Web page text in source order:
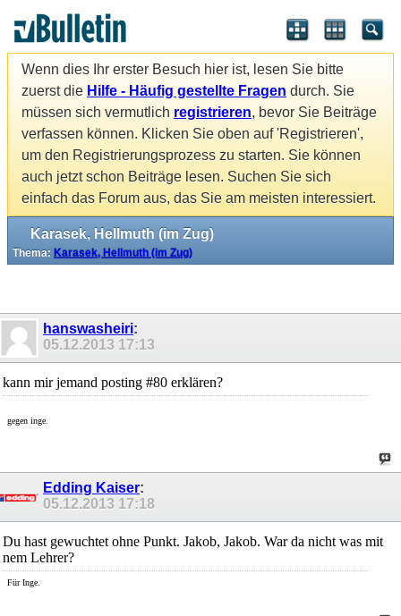
Wenn dies Ihr erster Besuch hier ist, lesen Sie bitte
zuerst die Hilfe - Häufig gestellte Fragen durch. Sie
müssen sich vermutlich registrieren, bevor Sie Beiträge
verfassen können. Klicken Sie oben auf 'Registrieren',
um den Registrierungsprozess zu starten. Sie können
auch jetzt schon Beiträge lesen. Suchen Sie sich
einfach das Forum aus, das Sie am meisten interessiert.
Karasek, Hellmuth (im Zug)
Thema: Karasek, Hellmuth (im Zug)
hanswasheiri:
05.12.2013 17:13
kann mir jemand posting #80 erklären?
gegen inge.
Edding Kaiser:
05.12.2013 17:18
Du hast gewuchtet ohne Punkt. Jakob, Jakob. War da nicht was mit
nem Lehrer?
Für Inge.